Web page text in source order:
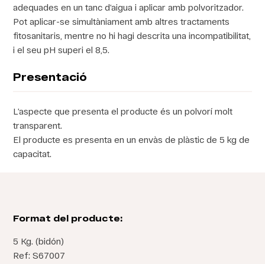
adequades en un tanc d’aigua i aplicar amb polvoritzador.
Pot aplicar-se simultàniament amb altres tractaments
fitosanitaris, mentre no hi hagi descrita una incompatibilitat,
i el seu pH superi el 8,5.
Presentació
L’aspecte que presenta el producte és un polvorí molt
transparent.
El producte es presenta en un envàs de plàstic de 5 kg de
capacitat.
Format del producte:
5 Kg. (bidón)
Ref: S67007